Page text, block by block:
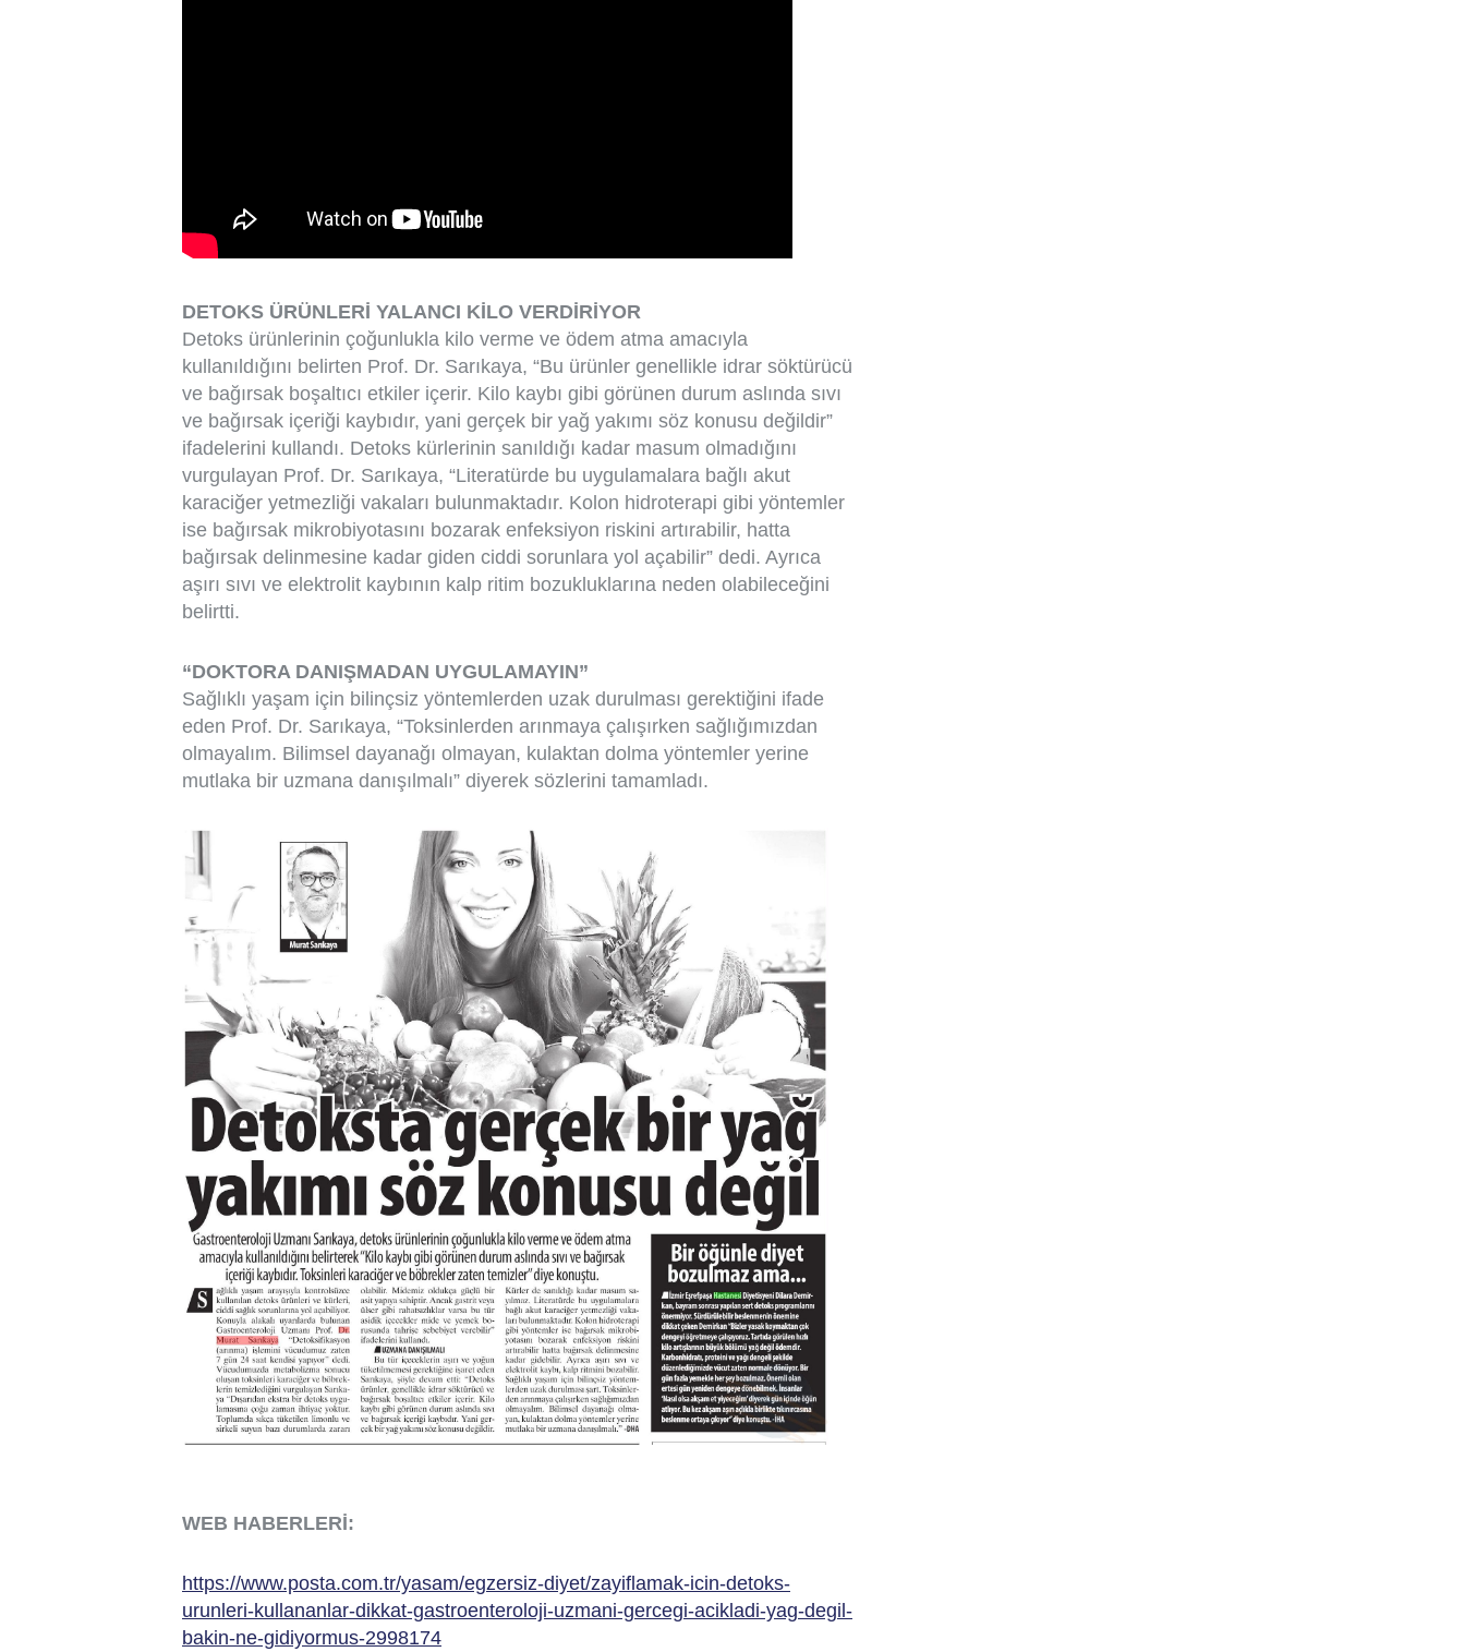
DETOKS ÜRÜNLERİ YALANCI KİLO VERDİRİYOR
Detoks ürünlerinin çoğunlukla kilo verme ve ödem atma amacıyla
kullanıldığını belirten Prof. Dr. Sarıkaya, “Bu ürünler genellikle idrar söktürücü
ve bağırsak boşaltıcı etkiler içerir. Kilo kaybı gibi görünen durum aslında sıvı
ve bağırsak içeriği kaybıdır, yani gerçek bir yağ yakımı söz konusu değildir”
ifadelerini kullandı. Detoks kürlerinin sanıldığı kadar masum olmadığını
vurgulayan Prof. Dr. Sarıkaya, “Literatürde bu uygulamalara bağlı akut
karaciğer yetmezliği vakaları bulunmaktadır. Kolon hidroterapi gibi yöntemler
ise bağırsak mikrobiyotasını bozarak enfeksiyon riskini artırabilir, hatta
bağırsak delinmesine kadar giden ciddi sorunlara yol açabilir” dedi. Ayrıca
aşırı sıvı ve elektrolit kaybının kalp ritim bozukluklarına neden olabileceğini
belirtti.
“DOKTORA DANIŞMADAN UYGULAMAYIN”
Sağlıklı yaşam için bilinçsiz yöntemlerden uzak durulması gerektiğini ifade
eden Prof. Dr. Sarıkaya, “Toksinlerden arınmaya çalışırken sağlığımızdan
olmayalım. Bilimsel dayanağı olmayan, kulaktan dolma yöntemler yerine
mutlaka bir uzmana danışılmalı” diyerek sözlerini tamamladı.
WEB HABERLERİ:
https://www.posta.com.tr/yasam/egzersiz-diyet/zayiflamak-icin-detoks-
urunleri-kullananlar-dikkat-gastroenteroloji-uzmani-gercegi-acikladi-yag-degil-
bakin-ne-gidiyormus-2998174